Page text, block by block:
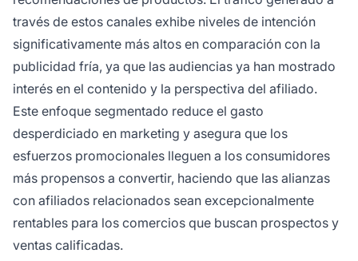
través de estos canales exhibe niveles de intención
significativamente más altos en comparación con la
publicidad fría, ya que las audiencias ya han mostrado
interés en el contenido y la perspectiva del afiliado.
Este enfoque segmentado reduce el gasto
desperdiciado en marketing y asegura que los
esfuerzos promocionales lleguen a los consumidores
más propensos a convertir, haciendo que las alianzas
con afiliados relacionados sean excepcionalmente
rentables para los comercios que buscan prospectos y
ventas calificadas.